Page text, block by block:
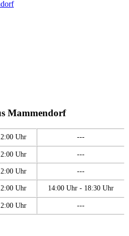
Mammendorf
Uhr ---
Uhr ---
Uhr ---
Uhr 14:00 Uhr - 18:30 Uhr
Uhr ---